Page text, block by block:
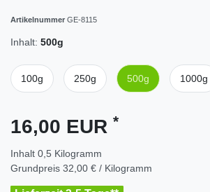
Artikelnummer GE-8115
Inhalt: 500g
100g 250g 500g 1000g
16,00 EUR *
Inhalt 0,5 Kilogramm
Grundpreis 32,00 € / Kilogramm